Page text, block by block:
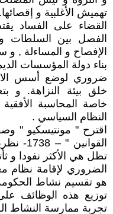
تهميش الأغلبية و إقصائها.
القضاء على الفساد
الفصل بين السلطات و
الإفصاح و المساءلة , و
بناء دولة المؤسسات
ضروري لوضع أسس
خلق بيئة النزاهة. و
خاصة المحاسبة
النظام السياسي .
اقترح " مونتيسكيو "
تظل هي الأكثر نفودا و
الضروري لإقامة نظام
هو تقسيم نشاط
توزيع هذه الوظائف
تجربة ممارسة النشاط